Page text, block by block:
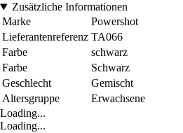
Zusätzliche Informationen
Marke
Powershot
Lieferantenreferenz TA066
Farbe
schwarz
Farbe
Schwarz
Geschlecht
Gemischt
Altersgruppe
Erwachsene
Loading...
Loading...